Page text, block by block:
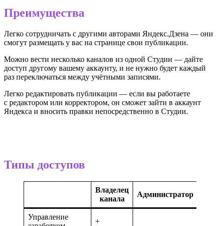
Преимущества
Легко сотрудничать с другими авторами Яндекс.Дзена — они
смогут размещать у вас на странице свои публикации.
Можно вести несколько каналов из одной Студии — дайте
доступ другому вашему аккаунту, и не нужно будет каждый
раз переключаться между учётными записями.
Легко редактировать публикации — если вы работаете
с редактором или корректором, он сможет зайти в аккаунт
Яндекса и вносить правки непосредственно в Студии.
Типы доступов
Владелец
канала
Администратор
Управление
+